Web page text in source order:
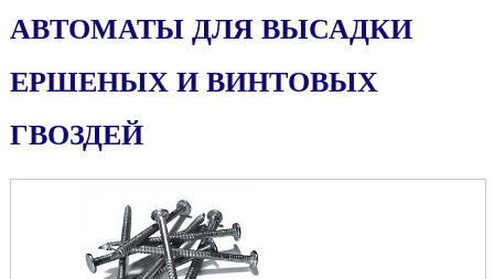
АВТОМАТЫ ДЛЯ ВЫСАДКИ
ЕРШЕНЫХ И ВИНТОВЫХ
ГВОЗДЕЙ